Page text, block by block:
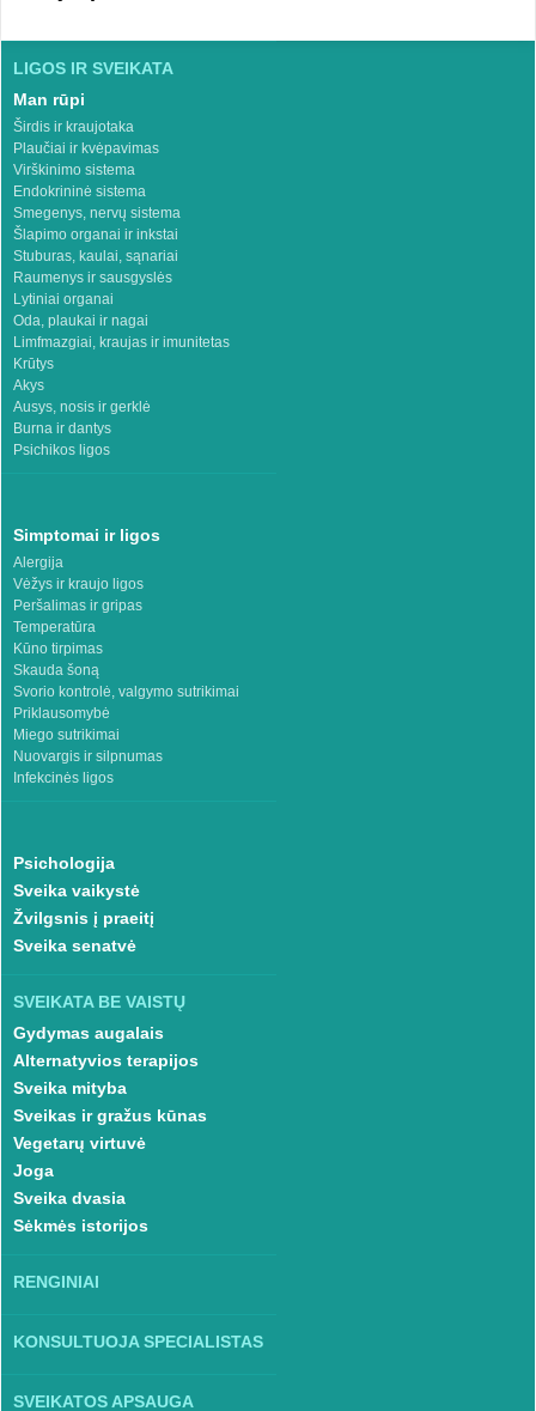
LIGOS IR SVEIKATA
Man rūpi
Širdis ir kraujotaka
Plaučiai ir kvėpavimas
Virškinimo sistema
Endokrininė sistema
Smegenys, nervų sistema
Šlapimo organai ir inkstai
Stuburas, kaulai, sąnariai
Raumenys ir sausgyslės
Lytiniai organai
Oda, plaukai ir nagai
Limfmazgiai, kraujas ir imunitetas
Krūtys
Akys
Ausys, nosis ir gerklė
Burna ir dantys
Psichikos ligos
Simptomai ir ligos
Alergija
Vėžys ir kraujo ligos
Peršalimas ir gripas
Temperatūra
Kūno tirpimas
Skauda šoną
Svorio kontrolė, valgymo sutrikimai
Priklausomybė
Miego sutrikimai
Nuovargis ir silpnumas
Infekcinės ligos
Psichologija
Sveika vaikystė
Žvilgsnis į praeitį
Sveika senatvė
SVEIKATA BE VAISTŲ
Gydymas augalais
Alternatyvios terapijos
Sveika mityba
Sveikas ir gražus kūnas
Vegetarų virtuvė
Joga
Sveika dvasia
Sėkmės istorijos
RENGINIAI
KONSULTUOJA SPECIALISTAS
SVEIKATOS APSAUGA